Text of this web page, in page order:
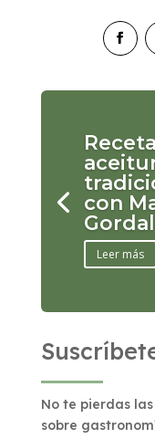
con
Leer más
No te pierdas
sobre